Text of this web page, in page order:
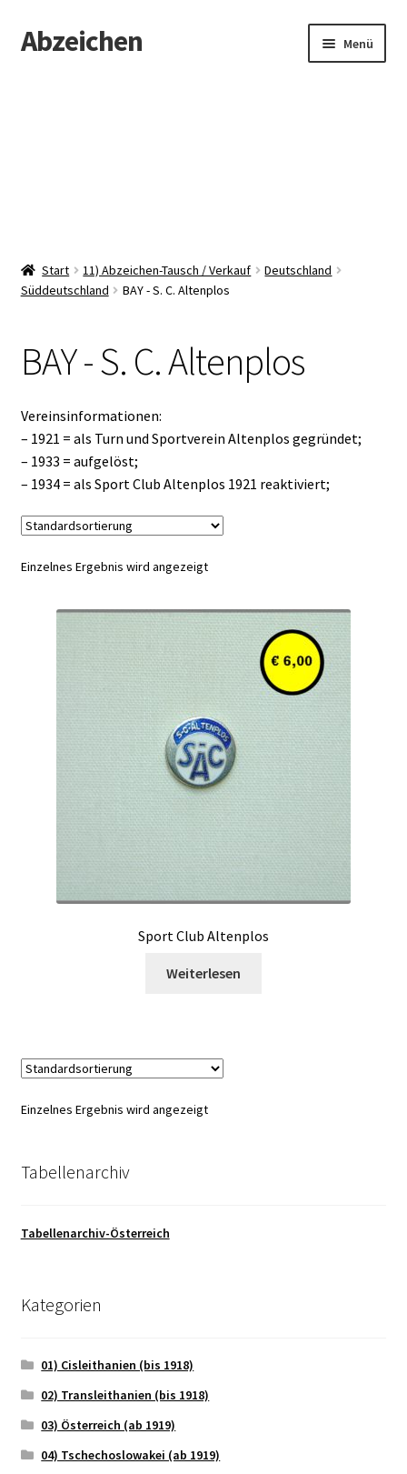
Zur
Navigation
Zum
Inhalt
Abzeichen Menü
Start 11) Abzeichen-Tausch / Verkauf
Deutschland
Süddeutschland
BAY - S. C. Altenplos
BAY - S. C. Altenplos
Vereinsinformationen:
– 1921 = als Turn und Sportverein Altenplos gegründet;
– 1933 = aufgelöst;
– 1934 = als Sport Club Altenplos 1921 reaktiviert;
Einzelnes Ergebnis wird angezeigt
Sport Club Altenplos
Weiterlesen
Einzelnes Ergebnis wird angezeigt
Tabellenarchiv
Tabellenarchiv-Österreich
Kategorien
01) Cisleithanien (bis 1918)
02) Transleithanien (bis 1918)
03) Österreich (ab 1919)
04) Tschechoslowakei (ab 1919)